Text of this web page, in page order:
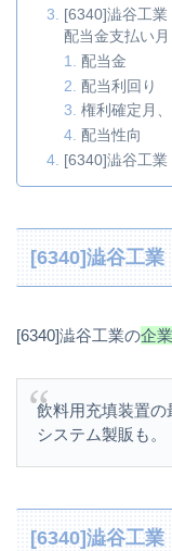
[6340]澁谷工
配当金支払い月
配当金
配当利回り
権利確定月
配当性向
[6340]澁谷工
[6340]澁谷工
[6340]澁谷工業の企
飲料用充填装置の
システム製販も。
[6340]澁谷工